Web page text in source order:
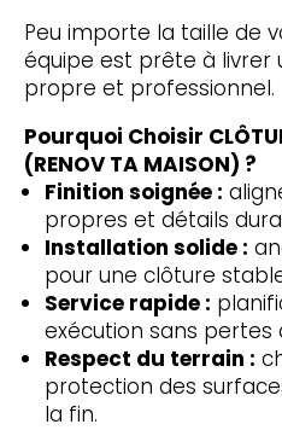
Peu importe la taille de
équipe est prête à livrer
propre et professionnel.
Pourquoi Choisir
(RENOV TA MAISON) ?
Finition soignée :
propres et détails
Installation solide :
pour une clôture
Service rapide :
exécution sans pertes
Respect du terrain :
protection des
la fin.